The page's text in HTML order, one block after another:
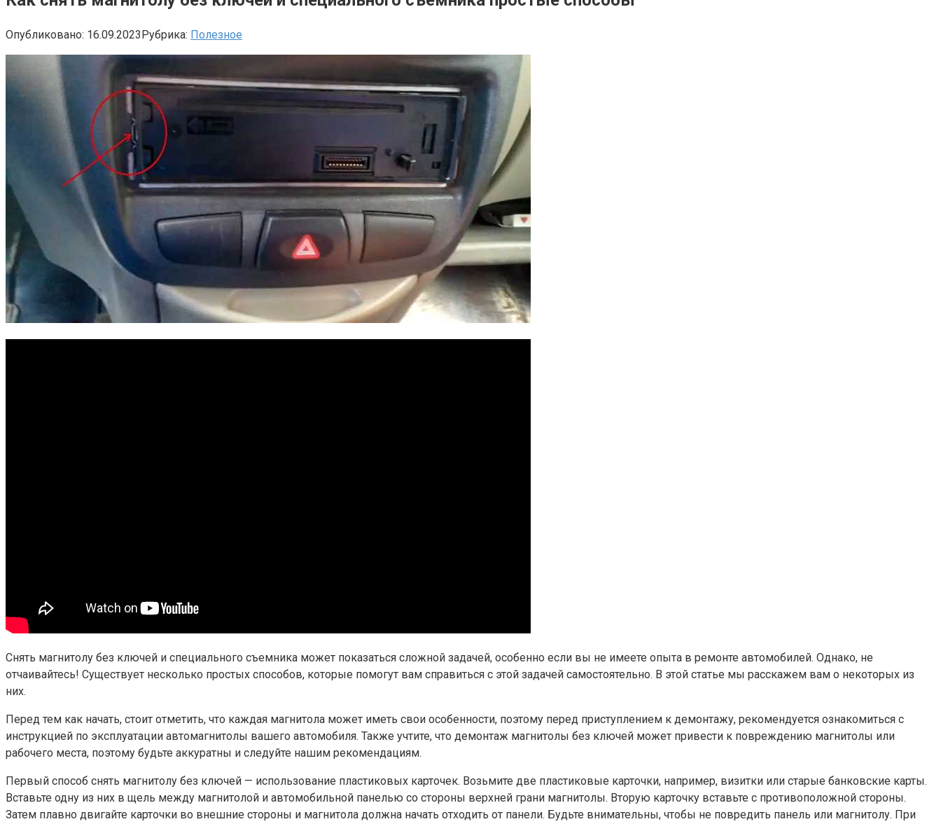
Опубликовано: 16.09.2023Рубрика: Полезное
Снять магнитолу без ключей и специального съемника может показаться сложной задачей, особенно если вы не имеете опыта в ремонте автомобилей. Однако, не
отчаивайтесь! Существует несколько простых способов, которые помогут вам справиться с этой задачей самостоятельно. В этой статье мы расскажем вам о некоторых из
них.
Перед тем как начать, стоит отметить, что каждая магнитола может иметь свои особенности, поэтому перед приступлением к демонтажу, рекомендуется ознакомиться с
инструкцией по эксплуатации автомагнитолы вашего автомобиля. Также учтите, что демонтаж магнитолы без ключей может привести к повреждению магнитолы или
рабочего места, поэтому будьте аккуратны и следуйте нашим рекомендациям.
Первый способ снять магнитолу без ключей — использование пластиковых карточек. Возьмите две пластиковые карточки, например, визитки или старые банковские карты.
Вставьте одну из них в щель между магнитолой и автомобильной панелью со стороны верхней грани магнитолы. Вторую карточку вставьте с противоположной стороны.
Затем плавно двигайте карточки во внешние стороны и магнитола должна начать отходить от панели. Будьте внимательны, чтобы не повредить панель или магнитолу. При